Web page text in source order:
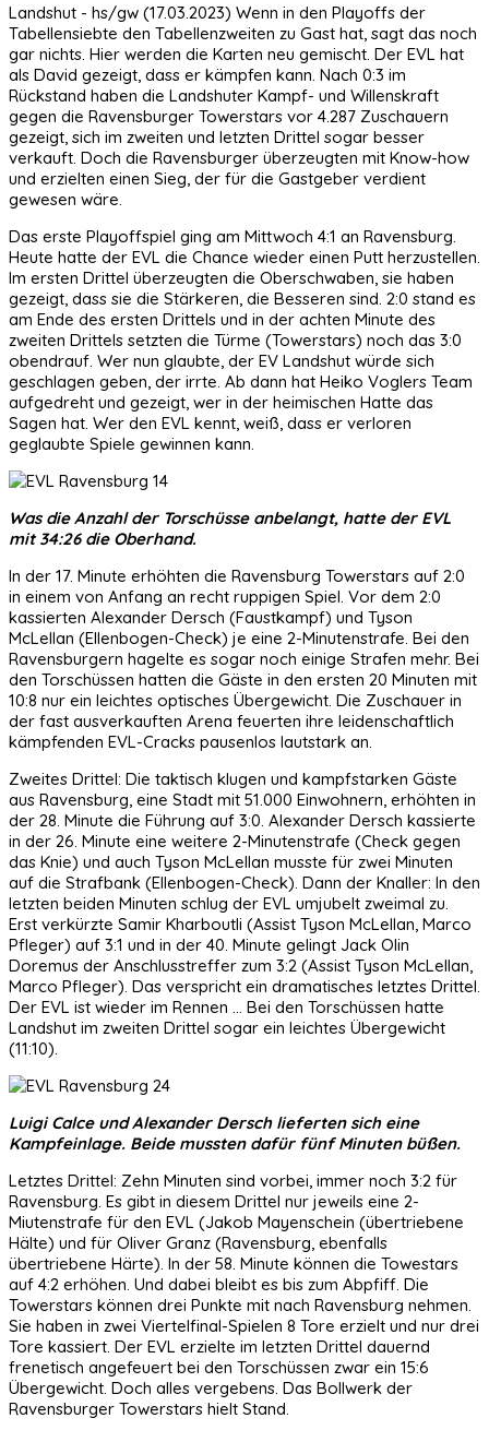
Landshut - hs/gw (17.03.2023) Wenn in den Playoffs der
Tabellensiebte den Tabellenzweiten zu Gast hat, sagt das noch
gar nichts. Hier werden die Karten neu gemischt. Der EVL hat
als David gezeigt, dass er kämpfen kann. Nach 0:3 im
Rückstand haben die Landshuter Kampf- und Willenskraft
gegen die Ravensburger Towerstars vor 4.287 Zuschauern
gezeigt, sich im zweiten und letzten Drittel sogar besser
verkauft. Doch die Ravensburger überzeugten mit Know-how
und erzielten einen Sieg, der für die Gastgeber verdient
gewesen wäre.
Das erste Playoffspiel ging am Mittwoch 4:1 an Ravensburg.
Heute hatte der EVL die Chance wieder einen Putt herzustellen.
Im ersten Drittel überzeugten die Oberschwaben, sie haben
gezeigt, dass sie die Stärkeren, die Besseren sind. 2:0 stand es
am Ende des ersten Drittels und in der achten Minute des
zweiten Drittels setzten die Türme (Towerstars) noch das 3:0
obendrauf. Wer nun glaubte, der EV Landshut würde sich
geschlagen geben, der irrte. Ab dann hat Heiko Voglers Team
aufgedreht und gezeigt, wer in der heimischen Hatte das
Sagen hat. Wer den EVL kennt, weiß, dass er verloren
geglaubte Spiele gewinnen kann.
Was die Anzahl der Torschüsse anbelangt, hatte der EVL
mit 34:26 die Oberhand.
In der 17. Minute erhöhten die Ravensburg Towerstars auf 2:0
in einem von Anfang an recht ruppigen Spiel. Vor dem 2:0
kassierten Alexander Dersch (Faustkampf) und Tyson
McLellan (Ellenbogen-Check) je eine 2-Minutenstrafe. Bei den
Ravensburgern hagelte es sogar noch einige Strafen mehr. Bei
den Torschüssen hatten die Gäste in den ersten 20 Minuten mit
10:8 nur ein leichtes optisches Übergewicht. Die Zuschauer in
der fast ausverkauften Arena feuerten ihre leidenschaftlich
kämpfenden EVL-Cracks pausenlos lautstark an.
Zweites Drittel: Die taktisch klugen und kampfstarken Gäste
aus Ravensburg, eine Stadt mit 51.000 Einwohnern, erhöhten in
der 28. Minute die Führung auf 3:0. Alexander Dersch kassierte
in der 26. Minute eine weitere 2-Minutenstrafe (Check gegen
das Knie) und auch Tyson McLellan musste für zwei Minuten
auf die Strafbank (Ellenbogen-Check). Dann der Knaller: In den
letzten beiden Minuten schlug der EVL umjubelt zweimal zu.
Erst verkürzte Samir Kharboutli (Assist Tyson McLellan, Marco
Pfleger) auf 3:1 und in der 40. Minute gelingt Jack Olin
Doremus der Anschlusstreffer zum 3:2 (Assist Tyson McLellan,
Marco Pfleger). Das verspricht ein dramatisches letztes Drittel.
Der EVL ist wieder im Rennen ... Bei den Torschüssen hatte
Landshut im zweiten Drittel sogar ein leichtes Übergewicht
(11:10).
Luigi Calce und Alexander Dersch lieferten sich eine
Kampfeinlage. Beide mussten dafür fünf Minuten büßen.
Letztes Drittel: Zehn Minuten sind vorbei, immer noch 3:2 für
Ravensburg. Es gibt in diesem Drittel nur jeweils eine 2-
Miutenstrafe für den EVL (Jakob Mayenschein (übertriebene
Hälte) und für Oliver Granz (Ravensburg, ebenfalls
übertriebene Härte). In der 58. Minute können die Towestars
auf 4:2 erhöhen. Und dabei bleibt es bis zum Abpfiff. Die
Towerstars können drei Punkte mit nach Ravensburg nehmen.
Sie haben in zwei Viertelfinal-Spielen 8 Tore erzielt und nur drei
Tore kassiert. Der EVL erzielte im letzten Drittel dauernd
frenetisch angefeuert bei den Torschüssen zwar ein 15:6
Übergewicht. Doch alles vergebens. Das Bollwerk der
Ravensburger Towerstars hielt Stand.